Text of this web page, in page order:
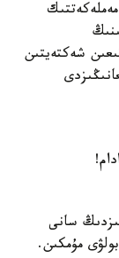
شەكتەيتىن
سانى
مۇمكىن.